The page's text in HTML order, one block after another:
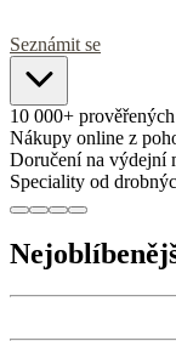
Seznámit se
10 000+
Nákupy online z
Doručení na výdejní
Speciality od